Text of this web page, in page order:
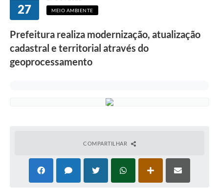
27 MEIO AMBIENTE
Prefeitura realiza modernização, atualização
cadastral e territorial através do
geoprocessamento
COMPARTILHAR